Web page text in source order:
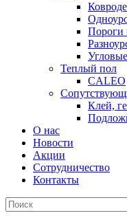
Пороги
Теплый пол
CALEO
Клей,
О нас
Новости
Акции
Сотрудничество
Контакты